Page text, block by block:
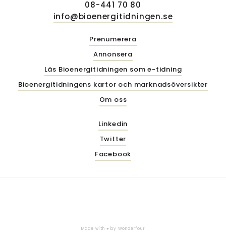
08-441 70 80
info@bioenergitidningen.se
Prenumerera
Annonsera
Läs Bioenergitidningen som e-tidning
Bioenergitidningens kartor och marknadsöversikter
Om oss
Linkedin
Twitter
Facebook
Made with ♥ by Wonderfour